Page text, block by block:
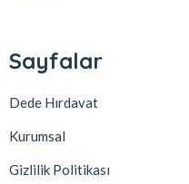
Sayfalar
Dede Hırdavat
Kurumsal
Gizlilik Politikası